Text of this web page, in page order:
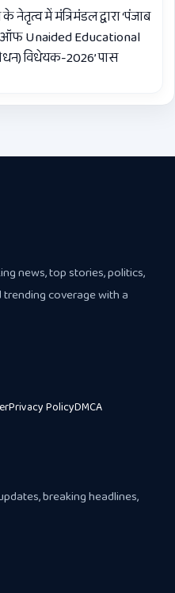
में मंत्रिमंडल द्वारा ‘पंजाब
Unaided Educational
विधेयक-2026’ पास
news, top stories, politics,
coverage with a
Privacy PolicyDMCA
breaking headlines,